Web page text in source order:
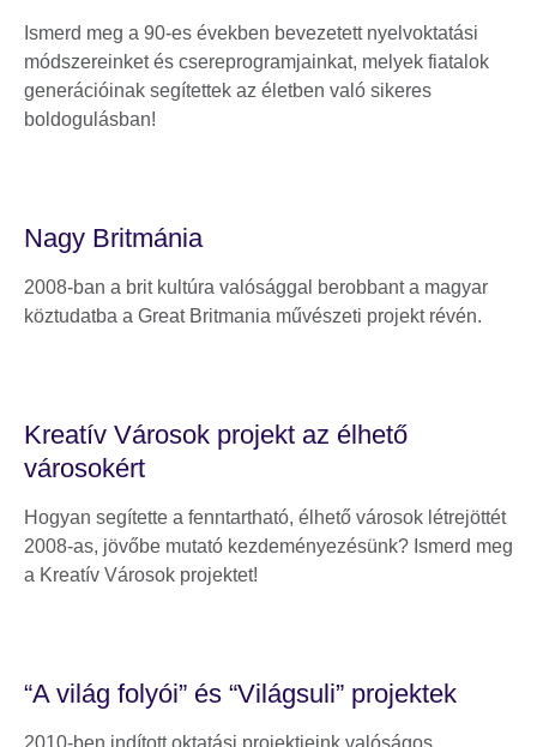
Ismerd meg a 90-es években bevezetett nyelvoktatási
módszereinket és csereprogramjainkat, melyek fiatalok
generációinak segítettek az életben való sikeres
boldogulásban!
Nagy Britmánia
2008-ban a brit kultúra valósággal berobbant a magyar
köztudatba a Great Britmania művészeti projekt révén.
Kreatív Városok projekt az élhető
városokért
Hogyan segítette a fenntartható, élhető városok létrejöttét
2008-as, jövőbe mutató kezdeményezésünk? Ismerd meg
a Kreatív Városok projektet!
“A világ folyói” és “Világsuli” projektek
2010-ben indított oktatási projektjeink valóságos